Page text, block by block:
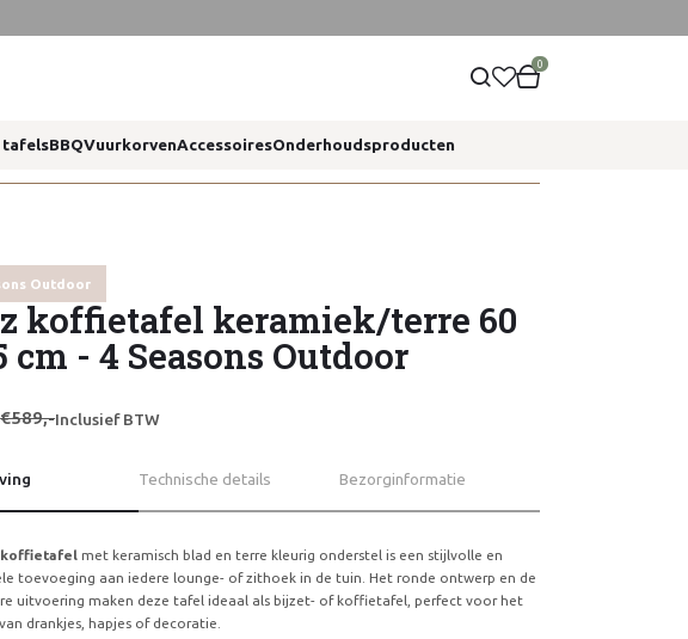
0
tafelsBBQVuurkorvenAccessoiresOnderhoudsproducten
Outdoor
koffietafel keramiek/terre 60
cm - 4 Seasons Outdoor
€589,-Inclusief BTW
Technische details Bezorginformatie
koffietafelmet keramisch blad en terre kleurig onderstel is een stijlvolle en
toevoeging aan iedere lounge- of zithoek in de tuin. Het ronde ontwerp en de
uitvoering maken deze tafel ideaal als bijzet- of koffietafel, perfect voor het
drankjes, hapjes of decoratie.